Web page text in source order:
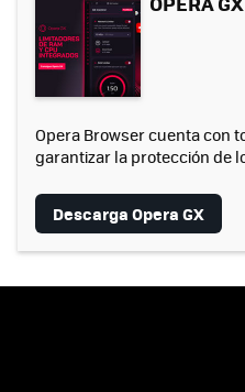
Opera Browser cuenta con
garantizar la protección de
Descarga Opera GX